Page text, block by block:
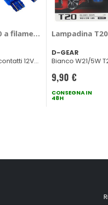
a filamento Quarz T20 - 4
12V
Lampadina
D-GEAR
Bianco W21/5W
9,90 €
CONSEGNA IN
48H